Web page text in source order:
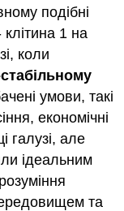
подібні
1 на
коли
умови, такі
економічні
галузі, але
ідеальним
та